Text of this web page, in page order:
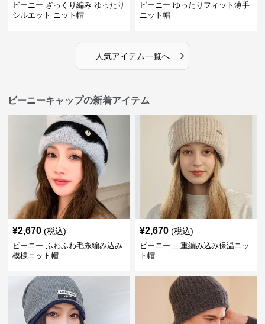
ビーニー ざっくり編み ゆったり
シルエット ニット帽
ビーニー ゆったりフィット薄手
ニット帽
人気アイテム一覧へ ›
ビーニーキャップの新着アイテム
¥2,670 (税込)
ビーニー ふわふわ毛糸編み込み
模様ニット帽
¥2,670 (税込)
ビーニー 二重編み込み保温ニッ
ト帽